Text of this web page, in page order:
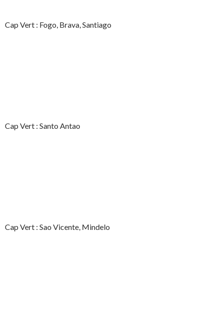
Cap Vert : Fogo, Brava, Santiago
Cap Vert : Santo Antao
Cap Vert : Sao Vicente, Mindelo